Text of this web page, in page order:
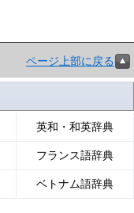
ページ上部に戻る
英和・和英辞典
フランス語辞典
ベトナム語辞典